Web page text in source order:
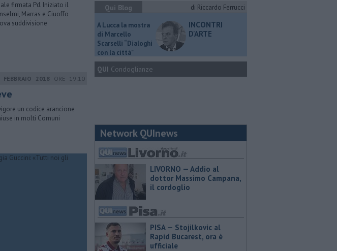
firmata Pd. Iniziato il
Marras e Ciuoffo
suddivisione
FEBBRAIO 2018 ORE 19:10
un codice arancione
in molti Comuni
Qui Blog di Riccardo Ferrucci
A Lucca la mostra
di Marcello
Scarselli “Dialoghi
con la città"
INCONTRI
D'ARTE
QUI Condoglianze
Network QUInews
LIVORNO — Addio al
dottor Massimo Campana,
il cordoglio
PISA — Stojilkovic al
Rapid Bucarest, ora è
ufficiale